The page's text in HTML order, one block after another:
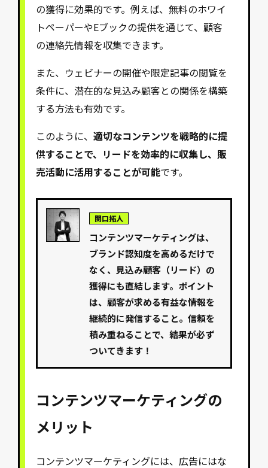
の獲得に効果的です。例えば、無料のホワイ
トペーパーやEブックの提供を通じて、顧客
の連絡先情報を収集できます。
また、ウェビナーの開催や限定記事の閲覧を
条件に、潜在的な見込み顧客との関係を構築
する方法も有効です。
このように、適切なコンテンツを戦略的に提
供することで、リードを効率的に収集し、販
売活動に活用することが可能です。
関口拓人
コンテンツマーケティングは、
ブランド認知度を高めるだけで
なく、見込み顧客（リード）の
獲得にも直結します。ポイント
は、顧客が求める有益な情報を
継続的に発信すること。信頼を
積み重ねることで、結果が必ず
ついてきます！
コンテンツマーケティングの
メリット
コンテンツマーケティングには、広告にはな